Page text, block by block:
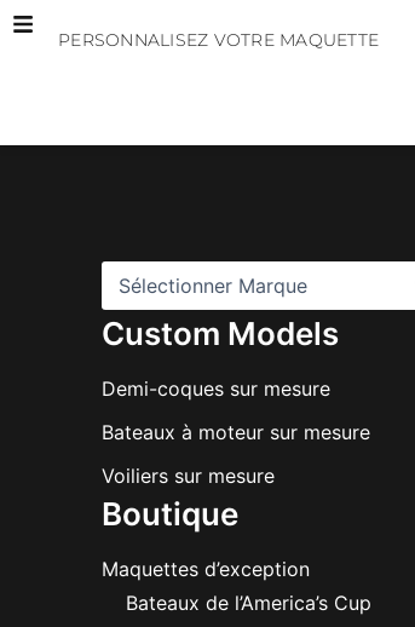
Aller
PERSONNALISEZ VOTRE MAQUETTE
Custom Models
Demi-coques sur mesure
Bateaux à moteur sur mesure
Voiliers sur mesure
Boutique
Maquettes d’exception
Bateaux de l’America’s Cup